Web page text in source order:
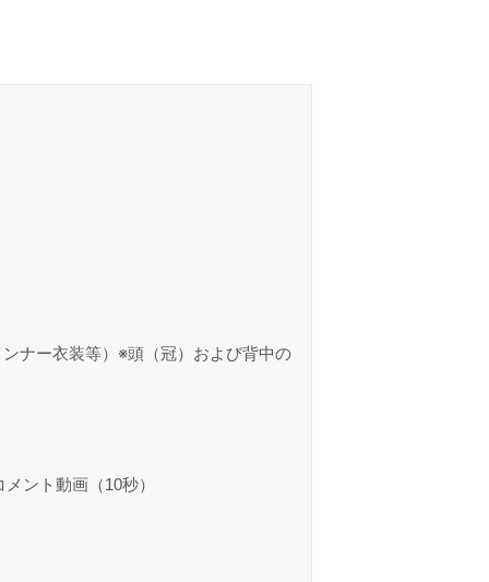
ナー衣装等）※頭（冠）および背中の
ント動画（10秒）